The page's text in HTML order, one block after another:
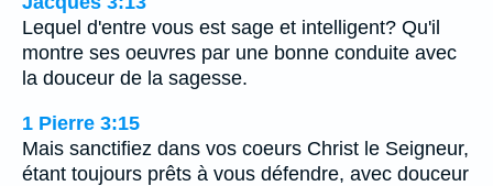
Lequel d'entre vous est sage et intelligent? Qu'il
montre ses oeuvres par une bonne conduite avec
la douceur de la sagesse.
1 Pierre 3:15
Mais sanctifiez dans vos coeurs Christ le Seigneur,
étant toujours prêts à vous défendre, avec douceur